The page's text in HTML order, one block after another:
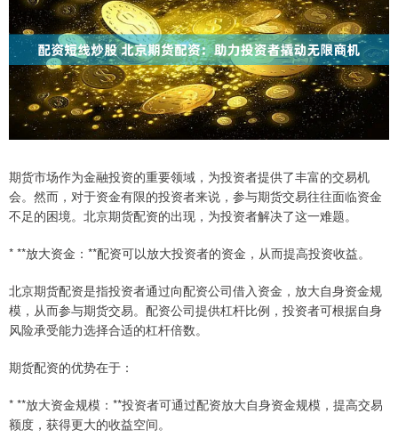
期货市场作为金融投资的重要领域，为投资者提供了丰富的交易机
会。然而，对于资金有限的投资者来说，参与期货交易往往面临资金
不足的困境。北京期货配资的出现，为投资者解决了这一难题。
* **放大资金：**配资可以放大投资者的资金，从而提高投资收益。
北京期货配资是指投资者通过向配资公司借入资金，放大自身资金规
模，从而参与期货交易。配资公司提供杠杆比例，投资者可根据自身
风险承受能力选择合适的杠杆倍数。
期货配资的优势在于：
* **放大资金规模：**投资者可通过配资放大自身资金规模，提高交易
额度，获得更大的收益空间。